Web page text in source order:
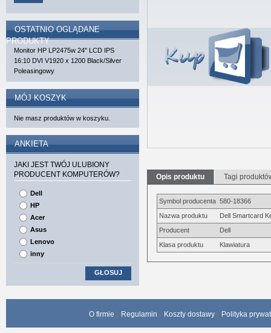
Opis produktu Tagi
Symbol producenta 580-18366
Nazwa produktu
Dell Smartcard
Producent
Dell
Klasa produktu
Klawiatura
OSTATNIO OGLĄDANE
PRODUKTY
Monitor HP LP2475w 24'' LCD IPS
16:10 DVI V1920 x 1200 Black/Silver
Poleasingowy
MÓJ KOSZYK
Nie masz produktów w koszyku.
ANKIETA
JAKI JEST TWÓJ ULUBIONY
PRODUCENT KOMPUTERÓW?
Dell
HP
Acer
Asus
Lenovo
inny
GŁOSUJ
O firmie Regulamin Koszty dostawy Polityka